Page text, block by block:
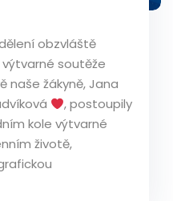
obzvláště
soutěže
naše žákyně, Jana
, postoupily
kole výtvarné
životě,